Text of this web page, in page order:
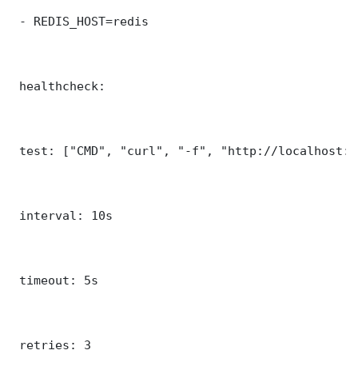
- REDIS_HOST=redis
healthcheck:
test: ["CMD", "curl", "-f", "http://
interval: 10s
timeout: 5s
retries: 3